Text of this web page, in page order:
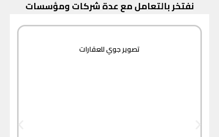
نفتخر بالتعامل مع عدة شركات ومؤسسات
تصوير جوي للعقارات